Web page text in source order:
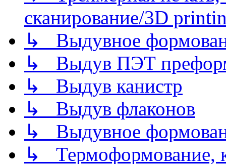
сканирование/3D
↳ Выдувное
↳ Выдув ПЭТ
↳ Выдув канистр
↳ Выдув флаконов
↳ Выдувное
↳ Термоформование,